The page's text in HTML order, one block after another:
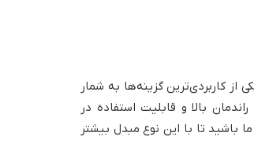
از کاربردی‌ترین گزینه‌ها به شمار
بالا و قابلیت استفاده در
باشید تا با این نوع مبدل بیشتر